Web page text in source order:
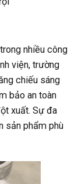
nhiều công
viện, trường
chiếu sáng
bảo an toàn
xuất. Sự đa
sản phẩm phù